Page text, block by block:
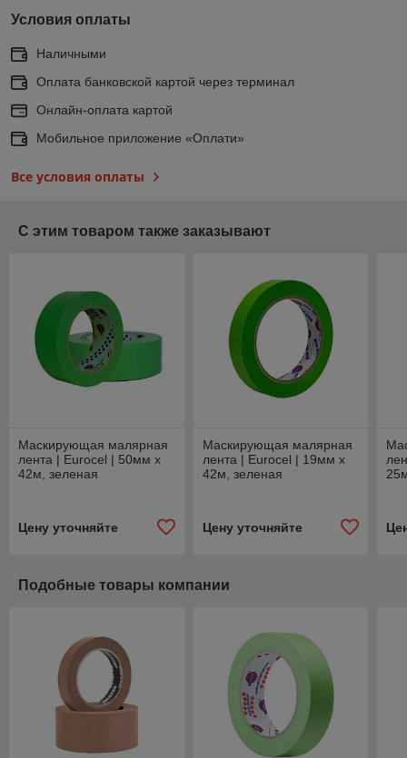
Условия оплаты
Наличными
Оплата банковской картой через терминал
Онлайн-оплата картой
Мобильное приложение «Оплати»
Все условия оплаты
С этим товаром также заказывают
Маскирующая малярная
лента | Eurocel | 50мм х
42м, зеленая
Цену уточняйте
Маскирующая малярная
лента | Eurocel | 19мм х
42м, зеленая
Цену уточняйте
Подобные товары компании